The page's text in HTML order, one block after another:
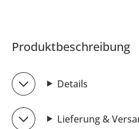
Produktbeschreibung
Details
Lieferung &